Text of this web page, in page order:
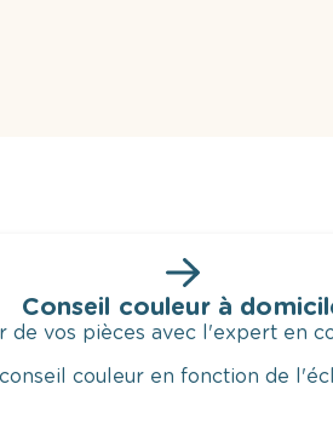
Conseil couleur à
de vos pièces avec l'expert en
couleur en fonction de